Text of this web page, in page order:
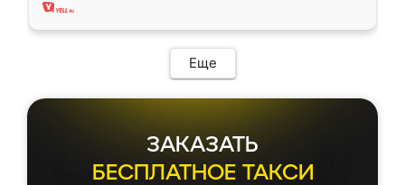
Еще
ЗАКАЗАТЬ
БЕСПЛАТНОЕ ТАКСИ